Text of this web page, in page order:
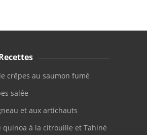
crêpes au saumon fumé
salée
et aux artichauts
quinoa à la citrouille et Tahiné